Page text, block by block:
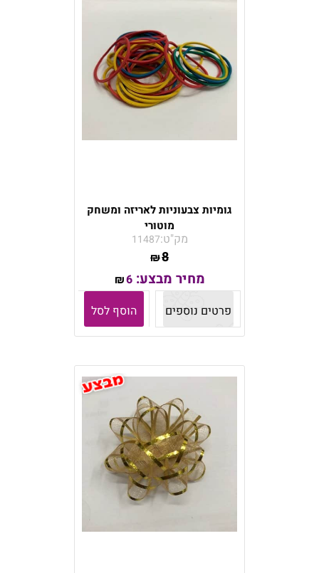
גומיות צבעוניות לאריזה ומשחק
מוטורי
מק"ט:11487
₪8
מחיר מבצע: ₪6
פרטים נוספים
הוסף לסל